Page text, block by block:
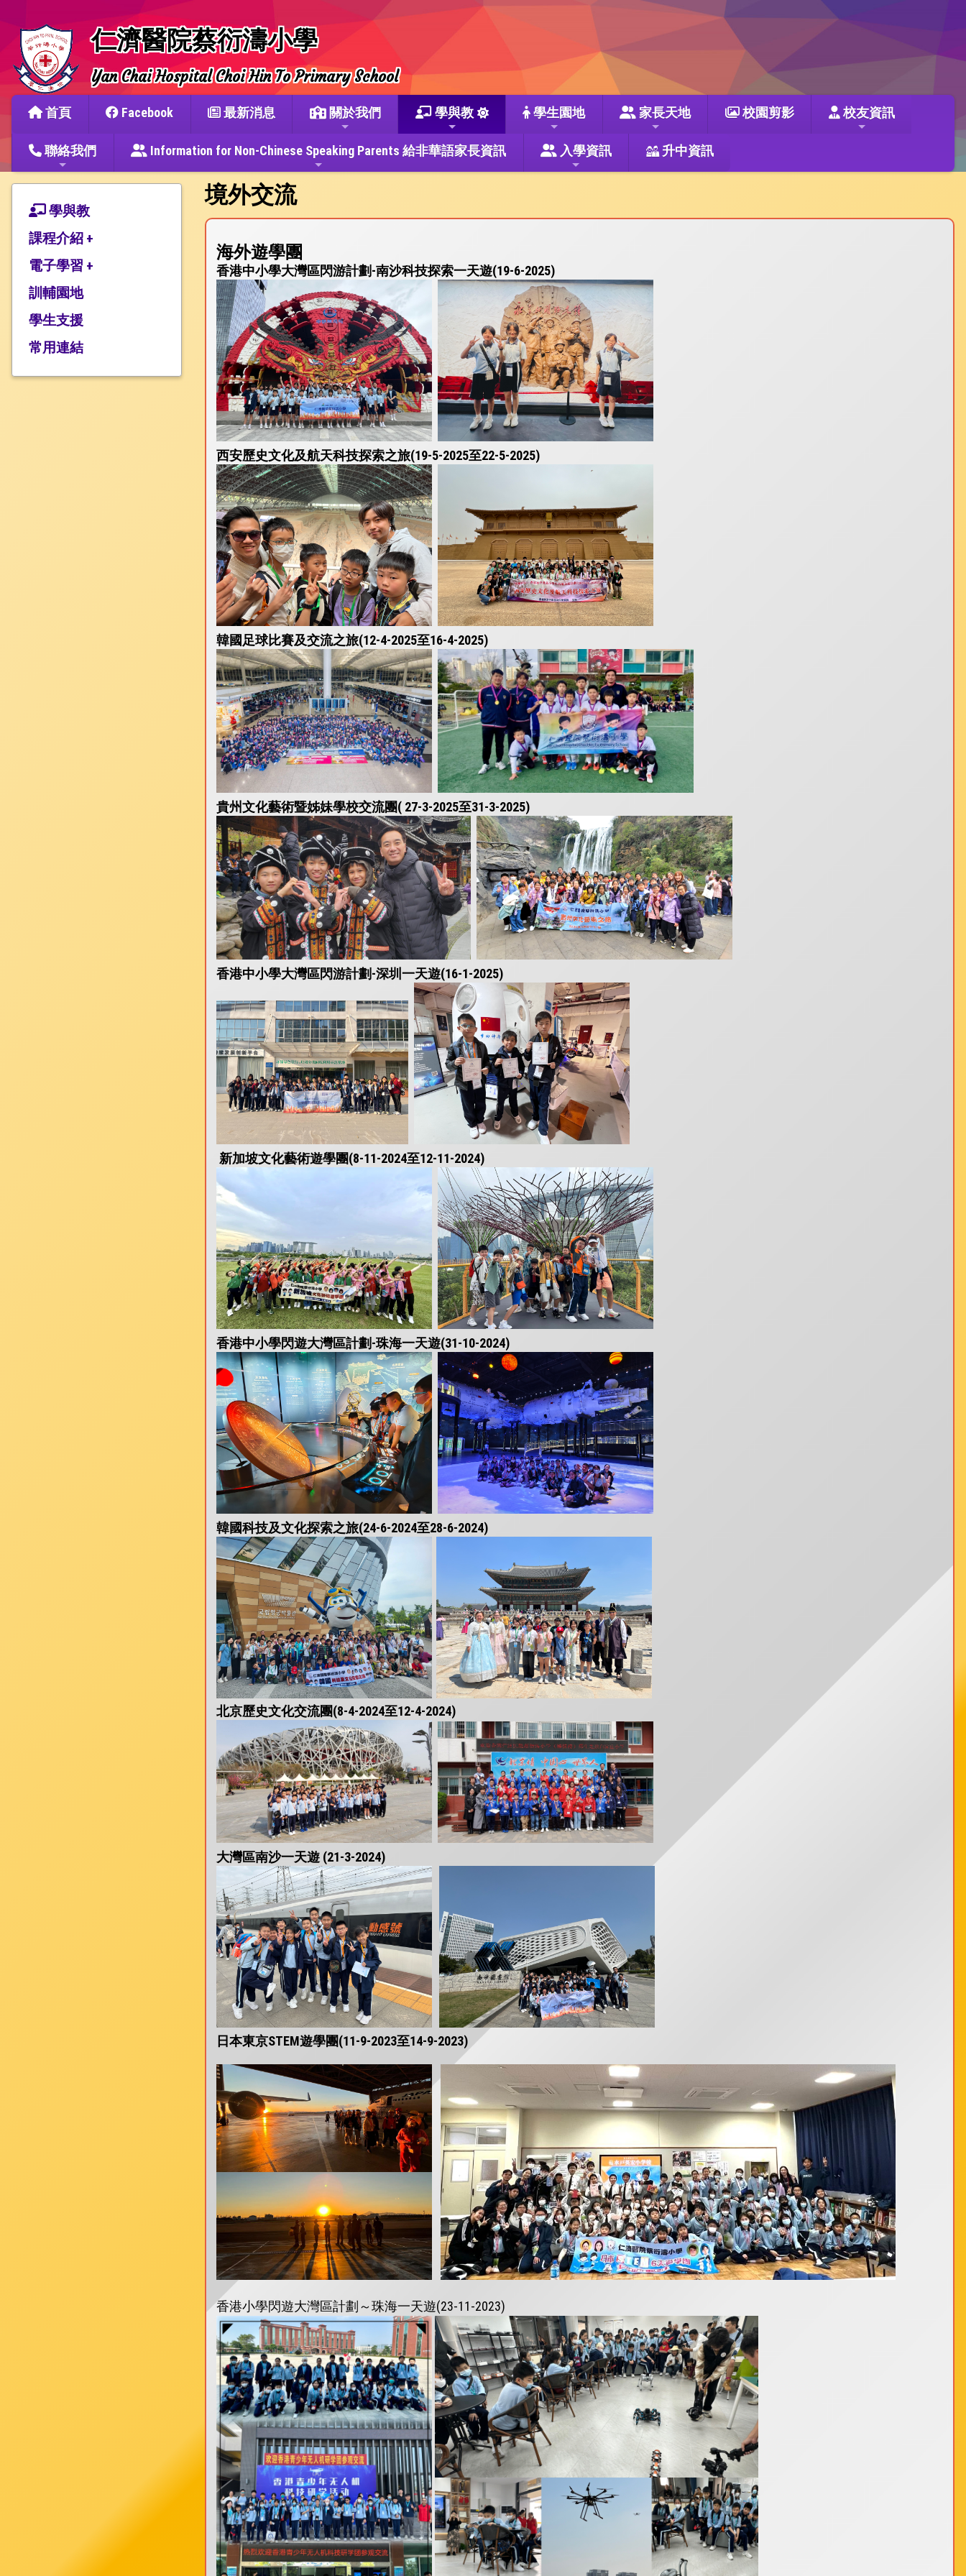
仁濟醫院蔡衍濤小學
Yan Chai Hospital Choi Hin To Primary School
首頁 Facebook 最新消息 關於我們 學與教 學生園地 家長天地 校園剪影 校友資訊
聯絡我們 Information for Non-Chinese Speaking Parents 給非華語家長資訊 入學資訊 升中資訊
學與教
課程介紹 +
本校特色
課程特色
課程發展
課程介紹 +
電子學習 +
電子課堂及活動
電子自學平台
可接受使用政策
訓輔園地
學生支援
常用連結
境外交流
海外遊學團
香港中小學大灣區閃游計劃-南沙科技探索一天遊(19-6-2025)
西安歷史文化及航天科技探索之旅(19-5-2025至22-5-2025)
韓國足球比賽及交流之旅(12-4-2025至16-4-2025)
貴州文化藝術暨姊妹學校交流團( 27-3-2025至31-3-2025)
香港中小學大灣區閃游計劃-深圳一天遊(16-1-2025)
新加坡文化藝術遊學團(8-11-2024至12-11-2024)
香港中小學閃遊大灣區計劃-珠海一天遊(31-10-2024)
韓國科技及文化探索之旅(24-6-2024至28-6-2024)
北京歷史文化交流團(8-4-2024至12-4-2024)
大灣區南沙一天遊 (21-3-2024)
日本東京STEM遊學團(11-9-2023至14-9-2023)
香港小學閃遊大灣區計劃～珠海一天遊(23-11-2023)